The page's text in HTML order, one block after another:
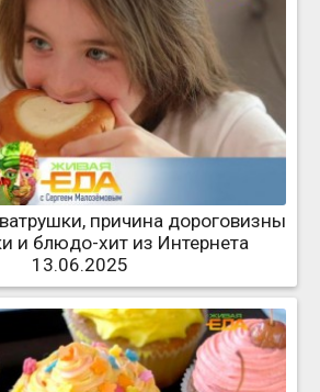
причина дороговизны
и блюдо-хит из Интернета
13.06.2025